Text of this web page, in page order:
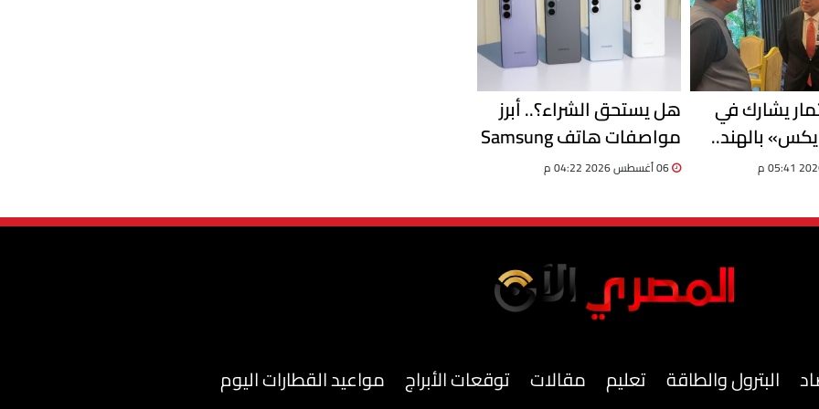
يشارك في
بالهند..
هل يستحق الشراء؟.. أبرز
مواصفات هاتف Samsung
Galaxy F70 Pro الجديد
06 أغسطس 2026 04:22 م
البترول والطاقة تعليم مقالات توقعات الأبراج مواعيد القطارات اليوم